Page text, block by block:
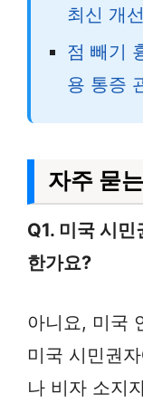
최신 개
점 빼기
용 통증
자주 묻
Q1. 미국 시
한가요?
아니요, 미국
미국 시민권
나 비자 소지